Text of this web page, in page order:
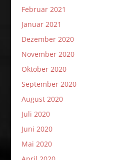
Februar 2021
Januar 2021
Dezember 2020
November 2020
Oktober 2020
September 2020
August 2020
Juli 2020
Juni 2020
Mai 2020